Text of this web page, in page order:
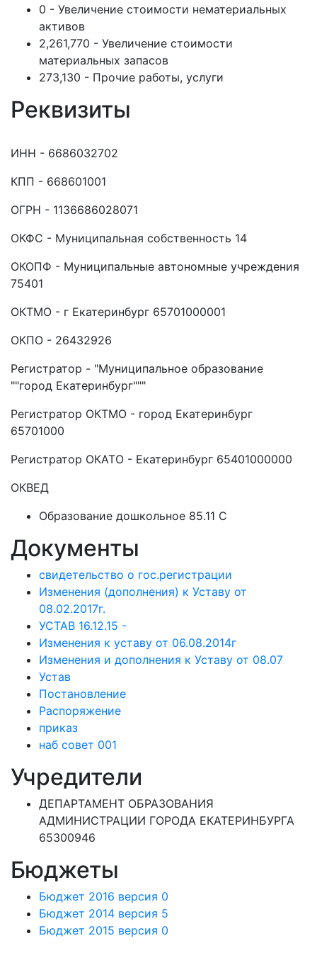
0 - Увеличение стоимости нематериальных
активов
2,261,770 - Увеличение стоимости
материальных запасов
273,130 - Прочие работы, услуги
Реквизиты
ИНН - 6686032702
КПП - 668601001
ОГРН - 1136686028071
ОКФС - Муниципальная собственность 14
ОКОПФ - Муниципальные автономные учреждения
75401
ОКТМО - г Екатеринбург 65701000001
ОКПО - 26432926
Регистратор - "Муниципальное образование
""город Екатеринбург"""
Регистратор ОКТМО - город Екатеринбург
65701000
Регистратор ОКАТО - Екатеринбург 65401000000
ОКВЕД
Образование дошкольное 85.11 C
Документы
свидетельство о гос.регистрации
Изменения (дополнения) к Уставу от
08.02.2017г.
УСТАВ 16.12.15 -
Изменения к уставу от 06.08.2014г
Изменения и дополнения к Уставу от 08.07
Устав
Постановление
Распоряжение
приказ
наб совет 001
Учредители
ДЕПАРТАМЕНТ ОБРАЗОВАНИЯ
АДМИНИСТРАЦИИ ГОРОДА ЕКАТЕРИНБУРГА
65300946
Бюджеты
Бюджет 2016 версия 0
Бюджет 2014 версия 5
Бюджет 2015 версия 0